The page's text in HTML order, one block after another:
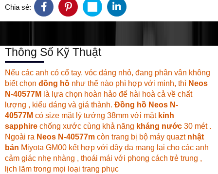
Chia sẻ:
Thông Số Kỹ Thuật
Nếu các anh có cổ tay, vóc dáng nhỏ, đang phân vân không
biết chọn đồng hồ như thế nào phì hợp với mình, thì Neos
N-40577M là lựa chọn hoàn hảo để hài hoà cả về chất
lượng , kiểu dáng và giá thành. Đồng hồ Neos N-
40577M có size mặt lý tưởng 38mm với mặt kính
sapphire chống xước cùng khả năng kháng nước 30 mét .
Ngoài ra Neos N-40577m còn trang bị bộ máy quazt nhật
bản Miyota GM00 kết hợp với dây da mang lại cho các anh
cảm giác nhẹ nhàng , thoái mái với phong cách trẻ trung ,
lịch lãm trong mọi loại trang phục